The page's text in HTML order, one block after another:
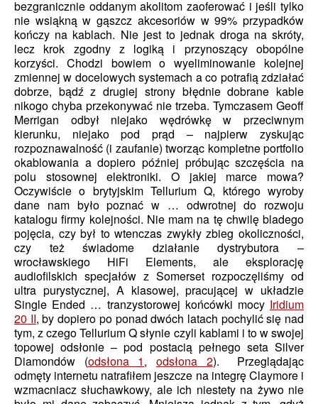
bezgranicznie oddanym akolitom zaoferować i jeśli tylko
nie wsiąkną w gąszcz akcesoriów w 99% przypadków
kończy na kablach. Nie jest to jednak droga na skróty,
lecz krok zgodny z logiką i przynoszący obopólne
korzyści. Chodzi bowiem o wyeliminowanie kolejnej
zmiennej w docelowych systemach a co potrafią zdziałać
dobrze, bądź z drugiej strony błędnie dobrane kable
nikogo chyba przekonywać nie trzeba. Tymczasem Geoff
Merrigan odbył niejako wędrówkę w przeciwnym
kierunku, niejako pod prąd – najpierw zyskując
rozpoznawalność (i zaufanie) tworząc kompletne portfolio
okablowania a dopiero później próbując szczęścia na
polu stosownej elektroniki. O jakiej marce mowa?
Oczywiście o brytyjskim Tellurium Q, którego wyroby
dane nam było poznać w … odwrotnej do rozwoju
katalogu firmy kolejności. Nie mam na tę chwilę bladego
pojęcia, czy był to wtenczas zwykły zbieg okoliczności,
czy też świadome działanie dystrybutora –
wrocławskiego HiFi Elements, ale eksplorację
audiofilskich specjałów z Somerset rozpoczęliśmy od
ultra purystycznej, A klasowej, pracującej w układzie
Single Ended … tranzystorowej końcówki mocy Iridium
20 II, by dopiero po ponad dwóch latach pochylić się nad
tym, z czego Tellurium Q słynie czyli kablami i to w swojej
topowej odsłonie – pod postacią pełnego seta Silver
Diamondów (odsłona 1,odsłona 2). Przeglądając
odmęty internetu natrafiłem jeszcze na integrę Claymore i
wzmacniacz słuchawkowy, ale ich niestety na żywo nie